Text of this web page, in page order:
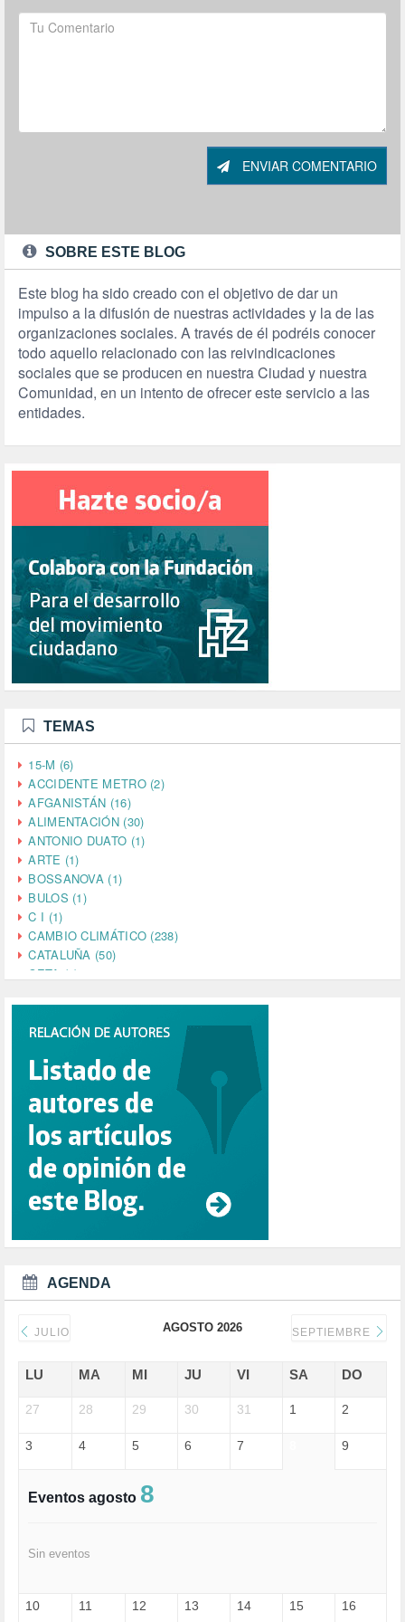
ENVIAR COMENTARIO
SOBRE ESTE BLOG
Este blog ha sido creado con el objetivo de dar un
impulso a la difusión de nuestras actividades y la de las
organizaciones sociales. A través de él podréis conocer
todo aquello relacionado con las reivindicaciones
sociales que se producen en nuestra Ciudad y nuestra
Comunidad, en un intento de ofrecer este servicio a las
entidades.
TEMAS
15-M (6)
ACCIDENTE METRO (2)
AFGANISTÁN (16)
ALIMENTACIÓN (30)
ANTONIO DUATO (1)
ARTE (1)
BOSSANOVA (1)
BULOS (1)
C I (1)
CAMBIO CLIMÁTICO (238)
CATALUÑA (50)
CETA (2)
CINE (35)
COMPROMISO (2)
CONFERENCIA (1)
CONSUMO (1)
CORONAVIRUS (155)
CORRUPCIÓN (215)
CULTURA (704)
DANA (78)
DD.HH. (1)
DEMOCRACIA (1)
DEMOCRAIA (1)
DEPORTES (2)
DERECHOS SOCIALES (739)
DONALD TRUMP (82)
EDGAR MORIN (1)
EMIGRACIÓN (4)
ESPECULACIÓN (2)
FELICIDAD (1)
FRANCISCO (5)
GUERRA (133)
AGENDA
JULIO AGOSTO 2026 SEPTIEMBRE
LU MA MI JU VI SA DO
27 28 29 30 31 1 2
3 4 5 6 7 9
Eventos agosto 8
Sin eventos
10 11 12 13 14 15 16